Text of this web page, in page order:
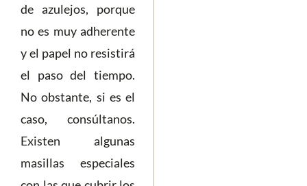
de azulejos, porque
no es muy adherente
y el papel no resistirá
el paso del tiempo.
No obstante, si es el
caso, consúltanos.
Existen algunas
masillas especiales